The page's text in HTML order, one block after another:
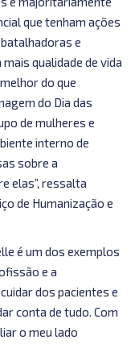
que tenham ações
e
qualidade de vida
do que
do Dia das
de mulheres e
interno de
sobre a
elas”, ressalta
de Humanização e
é um dos exemplos
e a
dos pacientes e
conta de tudo. Com
o meu lado